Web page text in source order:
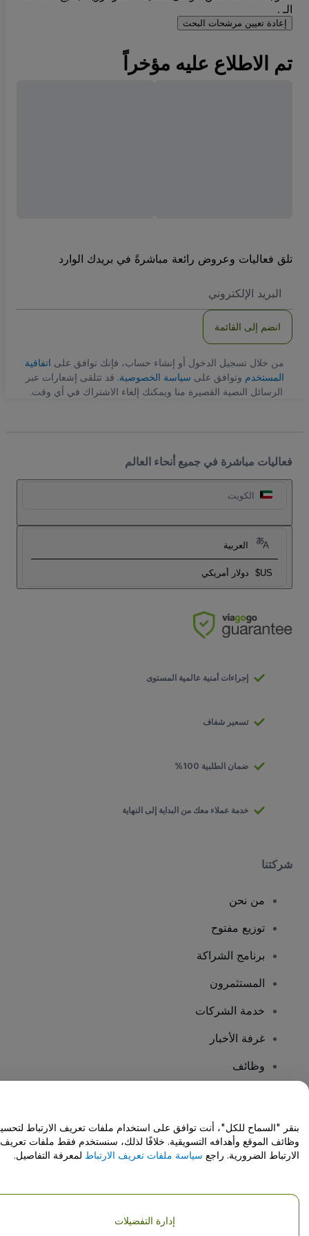
الـ .
إعادة تعيين مرشحات البحث
تم الاطلاع عليه مؤخراً
تلق فعاليات وعروض رائعة مباشرةً في بريدك الوارد
الاكتروني
انضم إلى القائمة
من خلال تسجيل الدخول أو إنشاء حساب، فإنك توافق على اتفاقية
المستخدم وتوافق على سياسة الخصوصية. قد تتلقى إشعارات عبر
الرسائل النصية القصيرة منا ويمكنك إلغاء الاشتراك في أي وقت.
فعاليات مباشرة في جميع أنحاء العالم
الكويت
العربية
US$ دولار أمريكي
إجراءات أمنية عالمية المستوى
تسعير شفاف
ضمان الطلبية 100%
خدمة عملاء معك من البداية إلى النهاية
شركتنا
من نحن
توزيع مفتوح
برنامج الشراكة
المستثمرون
خدمة الشركات
غرفة الأخبار
وظائف
مركز المساعدة / اتصل بنا
حقوق النشر © شركة فياجوجو المحدودة 2026
تفاصيل الشركة
بنقر "السماح للكل"، أنت توافق على استخدام ملفات تعريف الارتباط
وظائف الموقع وأهدافه التسويقية. خلافًا لذلك، سنستخدم فقط ملفات تعريف
الارتباط الضرورية. راجع سياسة ملفات تعريف الارتباط لمعرفة التفاصيل.
إدارة التفضيلات